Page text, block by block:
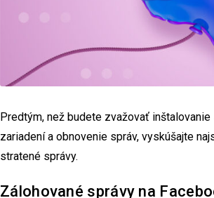
Predtým, než budete zvažovať
zariadení a obnovenie správ, vyskúšajte
stratené správy.
Zálohované správy na